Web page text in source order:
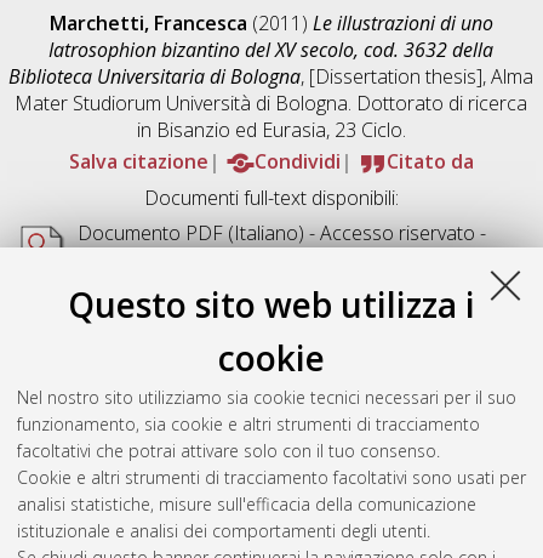
Questo sito web utilizza i
cookie
Nel nostro sito utilizziamo sia cookie tecnici necessari per il suo
funzionamento, sia cookie e altri strumenti di tracciamento
facoltativi che potrai attivare solo con il tuo consenso.
Cookie e altri strumenti di tracciamento facoltativi sono usati per
analisi statistiche, misure sull'efficacia della comunicazione
istituzionale e analisi dei comportamenti degli utenti.
Marchetti, Francesca (2011) Le illustrazioni di uno
Iatrosophion bizantino del XV secolo, cod. 3632 della
Biblioteca Universitaria di Bologna, [Dissertation thesis], Alma
Mater Studiorum Università di Bologna. Dottorato di ricerca
in Bisanzio ed Eurasia, 23 Ciclo.
Salva citazione
Condividi
Citato da
Documenti full-text disponibili:
Documento PDF(Italiano) - Accesso riservato -
Acrobat Reader
Download (2MB)
Abstract
Altri metadati
Gestione del documento: